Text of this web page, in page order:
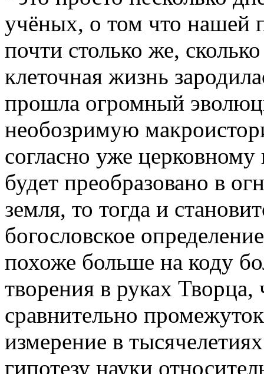
учёных, о том что нашей
почти столько же,
клеточная жизнь
прошла огромный
необозримую
согласно уже
будет преобразовано в
земля, то тогда и
богословское
похоже больше на коду
творения в руках
сравнительно
измерение в
гипотезу науки